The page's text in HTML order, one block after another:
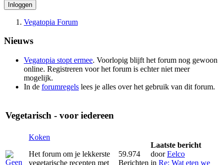
Inloggen
Vegatopia Forum
Nieuws
Vegatopia stopt ermee. Voorlopig blijft het forum nog gewoon
online. Registreren voor het forum is echter niet meer
mogelijk.
In de forumregels lees je alles over het gebruik van dit forum.
Vegetarisch - voor iedereen
Koken
Het forum om je lekkerste
vegetarische recepten met
59.974
Berichten
Laatste bericht
doorEelco
in Re: Wat eten we